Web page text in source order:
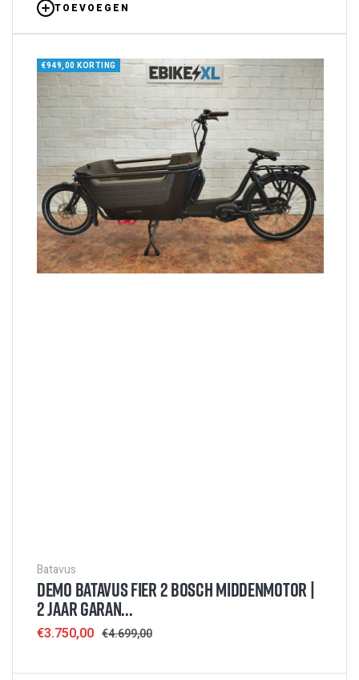
TOEVOEGEN
€949,00 KORTING
Batavus
DEMO BATAVUS FIER 2 BOSCH MIDDENMOTOR |
2 JAAR GARAN...
Sale
€3.750,00 Regular
€4.699,00